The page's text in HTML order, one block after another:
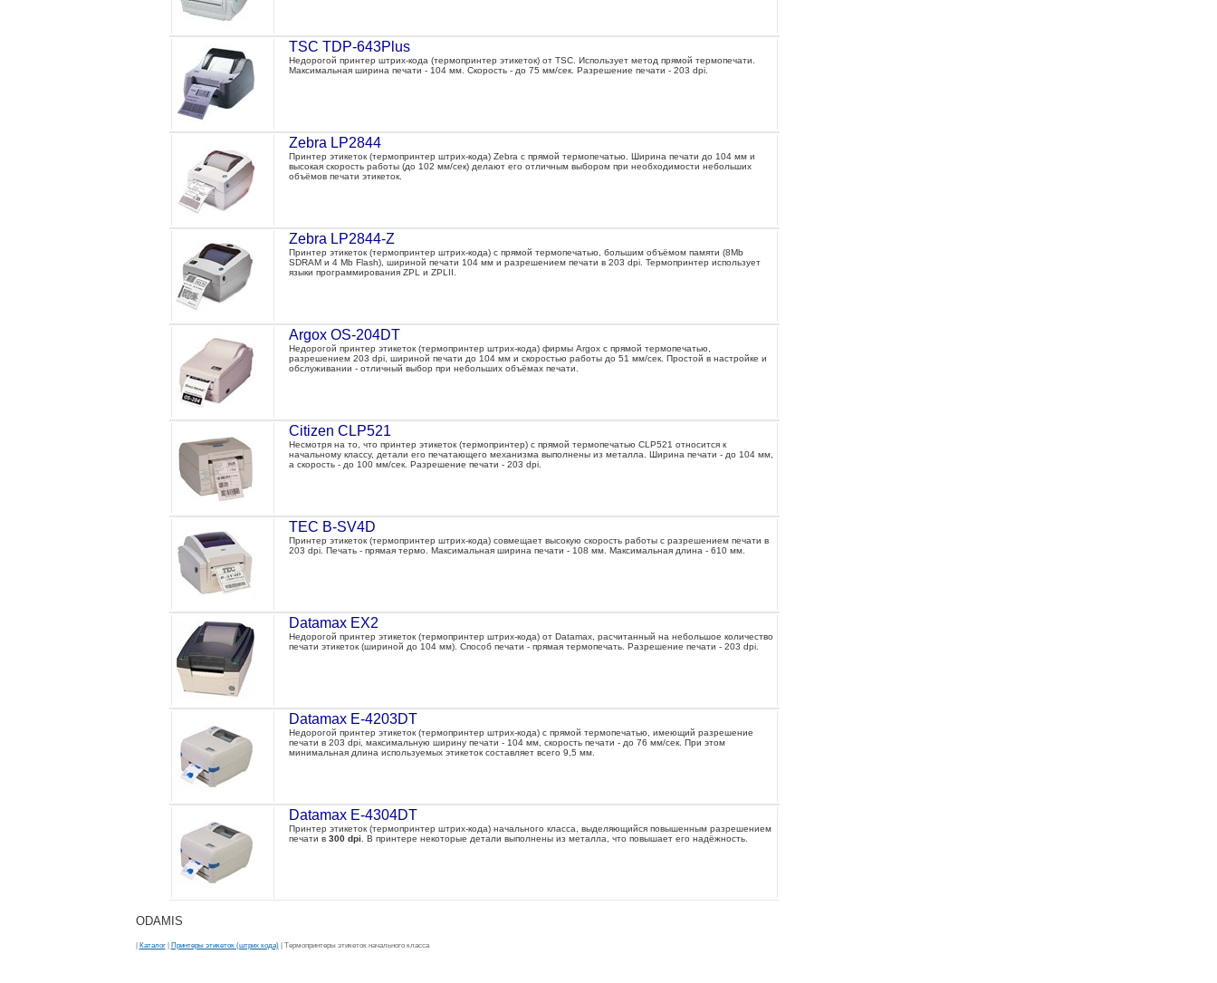
TSC TDP-643Plus
Недорогой принтер штрих-кода (термопринтер этикеток) от TSC. Использует метод прямой термопечати.
Максимальная ширина печати - 104 мм. Скорость - до 75 мм/сек. Разрешение печати - 203 dpi.
Zebra LP2844
Принтер этикеток (термопринтер штрих-кода) Zebra с прямой термопечатью. Ширина печати до 104 мм и
высокая скорость работы (до 102 мм/сек) делают его отличным выбором при необходимости небольших
объёмов печати этикеток.
Zebra LP2844-Z
Принтер этикеток (термопринтер штрих-кода) с прямой термопечатью, большим объёмом памяти (8Mb
SDRAM и 4 Mb Flash), шириной печати 104 мм и разрешением печати в 203 dpi. Термопринтер использует
языки программирования ZPL и ZPLII.
Argox OS-204DT
Недорогой принтер этикеток (термопринтер штрих-кода) фирмы Argox с прямой термопечатью,
разрешением 203 dpi, шириной печати до 104 мм и скоростью работы до 51 мм/сек. Простой в настройке и
обслуживании - отличный выбор при небольших объёмах печати.
Citizen CLP521
Несмотря на то, что принтер этикеток (термопринтер) с прямой термопечатью CLP521 относится к
начальному классу, детали его печатающего механизма выполнены из металла. Ширина печати - до 104 мм,
а скорость - до 100 мм/сек. Разрешение печати - 203 dpi.
TEC B-SV4D
Принтер этикеток (термопринтер штрих-кода) совмещает высокую скорость работы с разрешением печати в
203 dpi. Печать - прямая термо. Максимальная ширина печати - 108 мм. Максимальная длина - 610 мм.
Datamax EX2
Недорогой принтер этикеток (термопринтер штрих-кода) от Datamax, расчитанный на небольшое количество
печати этикеток (шириной до 104 мм). Способ печати - прямая термопечать. Разрешение печати - 203 dpi.
Datamax E-4203DT
Недорогой принтер этикеток (термопринтер штрих-кода) с прямой термопечатью, имеющий разрешение
печати в 203 dpi, максимальную ширину печати - 104 мм, скорость печати - до 76 мм/сек. При этом
минимальная длина используемых этикеток составляет всего 9,5 мм.
Datamax E-4304DT
Принтер этикеток (термопринтер штрих-кода) начального класса, выделяющийся повышенным разрешением
печати в 300 dpi . В принтере некоторые детали выполнены из металла, что повышает его надёжность.
ODAMIS
| Каталог| Принтеры этикеток (штрих кода)| Термопринтеры этикеток начального класса